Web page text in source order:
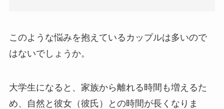
このような悩みを抱えているカップルは多いので
はないでしょうか。
大学生になると、家族から離れる時間も増えるた
め、自然と彼女（彼氏）との時間が長くなりま